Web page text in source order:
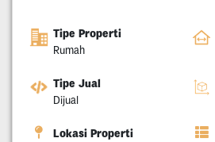
Tipe Properti
Rumah
Tipe Jual
Dijual
Lokasi Properti